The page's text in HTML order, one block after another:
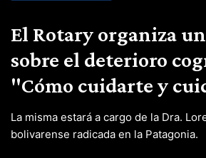
El Rotary organiza
sobre el deterioro
"Cómo cuidarte y
La misma estará a cargo de la Dra.
bolivarense radicada en la Patagonia.